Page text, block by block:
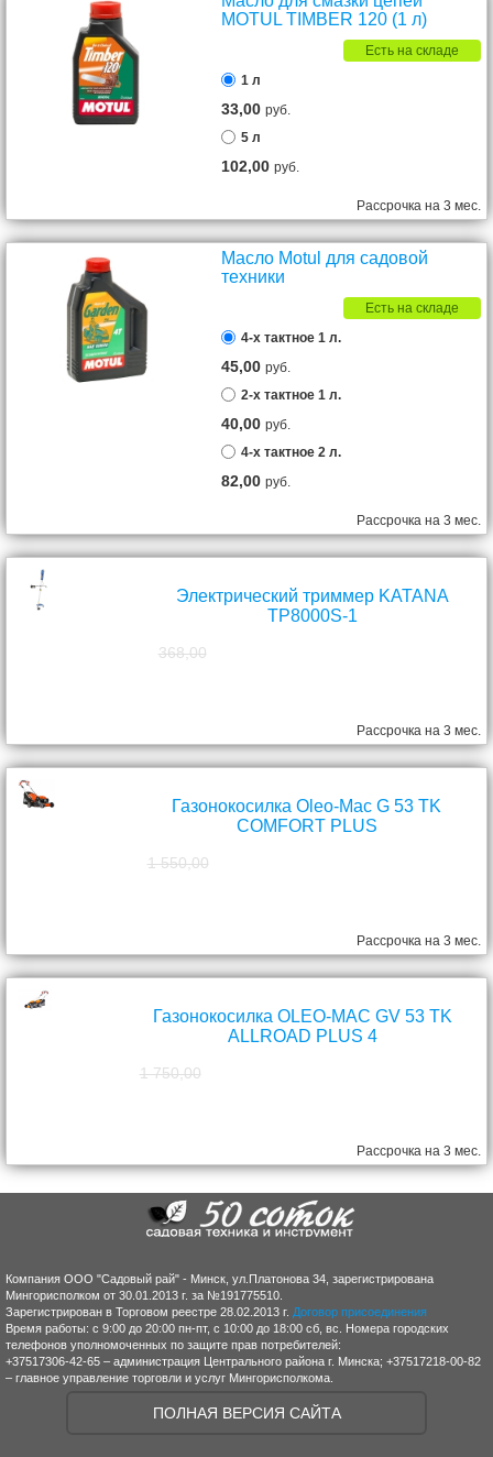
MOTUL TIMBER 120 (1 л)
Есть на складе
1 л
33,00руб.
5 л
102,00руб.
Рассрочка на 3 мес.
Масло Motul для садовой
техники
Есть на складе
4-х тактное 1 л.
45,00руб.
2-х тактное 1 л.
40,00руб.
4-х тактное 2 л.
82,00руб.
Рассрочка на 3 мес.
Электрический триммер KATANA
TP8000S-1
368,00
Рассрочка на 3 мес.
Газонокосилка Oleo-Mac G 53 TK
COMFORT PLUS
1 550,00
Рассрочка на 3 мес.
Газонокосилка OLEO-MAC GV 53 TK
ALLROAD PLUS 4
1 750,00
Рассрочка на 3 мес.
Компания ООО "Садовый рай" - Минск, ул.Платонова 34, зарегистрирована
Мингорисполком от 30.01.2013 г. за №191775510.
Зарегистрирован в Торговом реестре 28.02.2013 г. Договор присоединения
Время работы: с 9:00 до 20:00 пн-пт, с 10:00 до 18:00 сб, вс. Номера городских
телефонов уполномоченных по защите прав потребителей:
+37517306-42-65 – администрация Центрального района г. Минска; +37517218-00-82
– главное управление торговли и услуг Мингорисполкома.
ПОЛНАЯ ВЕРСИЯ САЙТА